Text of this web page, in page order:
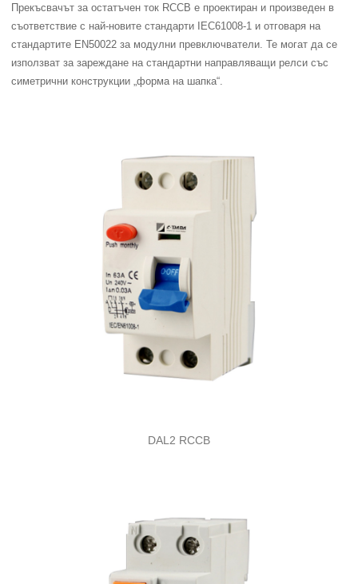
Прекъсвачът за остатъчен ток RCCB е проектиран и произведен в
съответствие с най-новите стандарти IEC61008-1 и отговаря на
стандартите EN50022 за модулни превключватели. Те могат да се
използват за зареждане на стандартни направляващи релси със
симетрични конструкции „форма на шапка“.
DAL2 RCCB